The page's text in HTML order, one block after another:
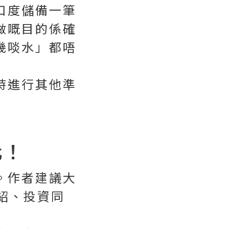
度儲備一筆
嘅目的係確
啖水」都唔
進行其他準
作者建議大
、投資同